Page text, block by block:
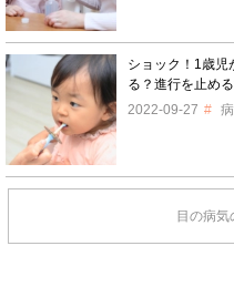
ショック！1歳
る？進行を止め
2022-09-27
目の病気